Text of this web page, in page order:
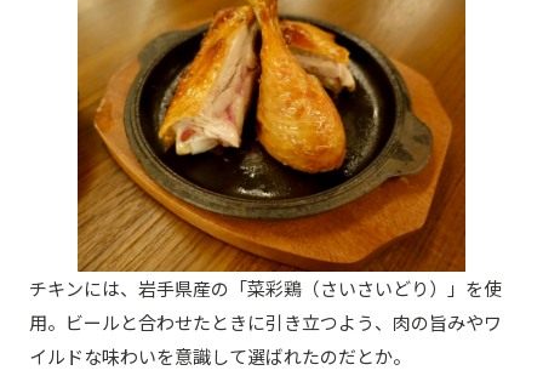
チキンには、岩手県産の「菜彩鶏（さいさいどり）」を使
用。ビールと合わせたときに引き立つよう、肉の旨みやワ
イルドな味わいを意識して選ばれたのだとか。